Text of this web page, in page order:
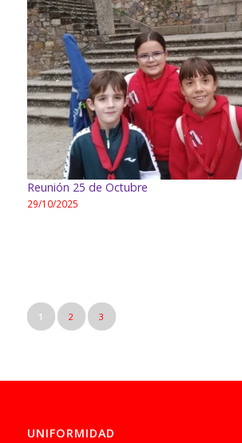
Reunión 25 de Octubre
29/10/2025
1 2 3
UNIFORMIDAD